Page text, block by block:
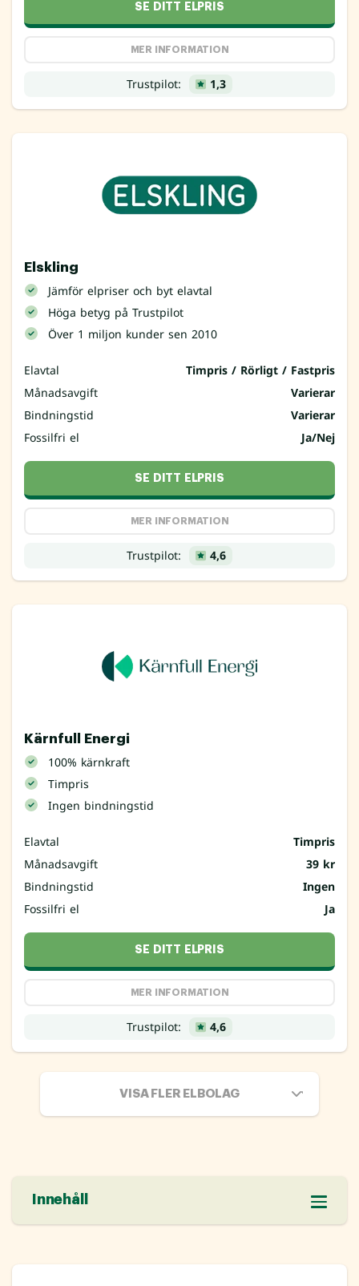
SE DITT ELPRIS
MER INFORMATION
Trustpilot: 1,3
Elskling
Jämför elpriser och byt elavtal
Höga betyg på Trustpilot
Över 1 miljon kunder sen 2010
Elavtal
Timpris / Rörligt / Fastpris
Månadsavgift
Varierar
Bindningstid
Varierar
Fossilfri el
Ja/Nej
SE DITT ELPRIS
MER INFORMATION
Trustpilot: 4,6
Kärnfull Energi
100% kärnkraft
Timpris
Ingen bindningstid
Elavtal
Timpris
Månadsavgift
39 kr
Bindningstid
Ingen
Fossilfri el
Ja
SE DITT ELPRIS
MER INFORMATION
Trustpilot: 4,6
VISA FLER ELBOLAG
Innehåll